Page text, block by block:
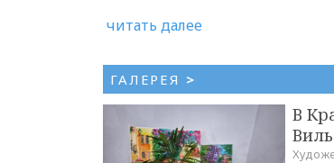
читать далее
ГАЛЕРЕЯ >
В